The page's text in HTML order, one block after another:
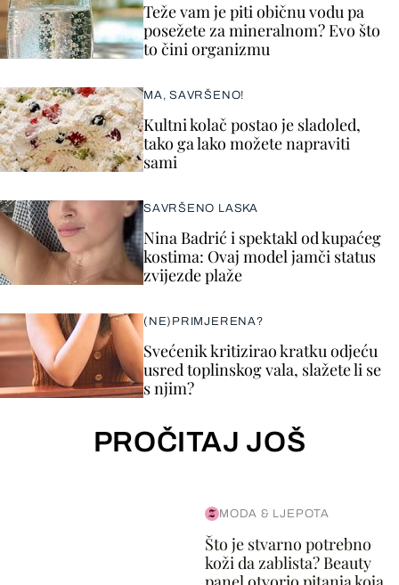
Teže vam je piti običnu vodu pa
posežete za mineralnom? Evo što
to čini organizmu
MA, SAVRŠENO!
Kultni kolač postao je sladoled,
tako ga lako možete napraviti
sami
SAVRŠENO LASKA
Nina Badrić i spektakl od kupaćeg
kostima: Ovaj model jamči status
zvijezde plaže
(NE)PRIMJERENA?
Svećenik kritizirao kratku odjeću
usred toplinskog vala, slažete li se
s njim?
PROČITAJ JOŠ
MODA & LJEPOTA
Što je stvarno potrebno
koži da zablista? Beauty